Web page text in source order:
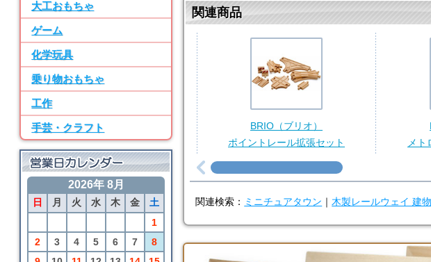
50ピース追加レールセ
ット
8位
SayWoodwork
SWM-2 ままごとキッ
チン パーツ・水道
9位
BRIO
アニマルファームセッ
ト
10位
BRIO
大工おもちゃ
ゲーム
化学玩具
乗り物おもちゃ
工作
手芸・クラフト
2026年 8月
日 月 火 水 木 金
土
1
2
3 4 5 6 7
8
関連商品
BRIO（ブリオ）
ポイントレール拡張セット
メト
関連検索： ミニチュアタウン ｜木製レールウェイ 建物